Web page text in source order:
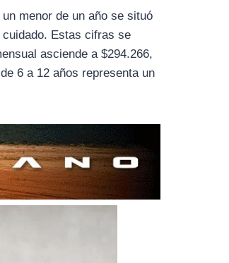
menor de un año se situó
Estas cifras se
asciende a $294.266,
6 a 12 años representa un